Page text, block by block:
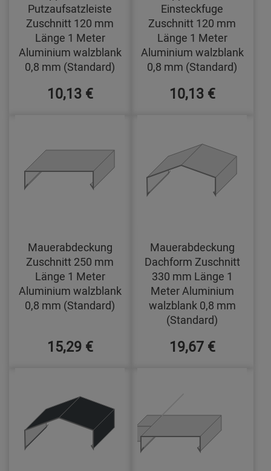
Putzaufsatzleiste
Zuschnitt 120 mm
Länge 1 Meter
Aluminium walzblank
0,8 mm (Standard)
10,13 €
Einsteckfuge
Zuschnitt 120 mm
Länge 1 Meter
Aluminium walzblank
0,8 mm (Standard)
10,13 €
Mauerabdeckung
Zuschnitt 250 mm
Länge 1 Meter
Aluminium walzblank
0,8 mm (Standard)
15,29 €
Mauerabdeckung
Dachform Zuschnitt
330 mm Länge 1
Meter Aluminium
walzblank 0,8 mm
(Standard)
19,67 €